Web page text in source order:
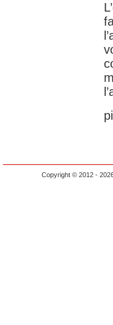
Copyright © 2012 -